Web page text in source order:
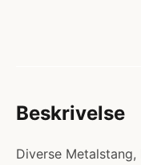
Beskrivelse
Diverse